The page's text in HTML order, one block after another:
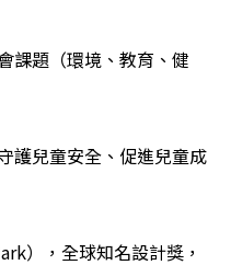
課題（環境、教育、健
護兒童安全、促進兒童成
），全球知名設計獎，